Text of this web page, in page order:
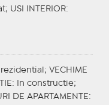
USI INTERIOR:
VECHIME
: In constructie;
DE APARTAMENTE :